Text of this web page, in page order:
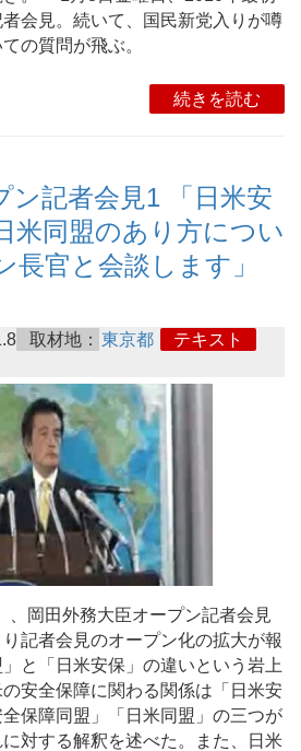
会見。続いて、国民新党入りが噂
の質問が飛ぶ。
続きを読む
ン記者会見1 「日米安
米同盟のあり方につい
長官と会談します」
取材地： 東京都
テキスト
岡田外務大臣オープン記者会見
記者会見のオープン化の拡大が報
と「日米安保」の違いという岩上
安全保障に関わる関係は「日米安
保障同盟」「日米同盟」の三つが
対する解釈を述べた。また、日米